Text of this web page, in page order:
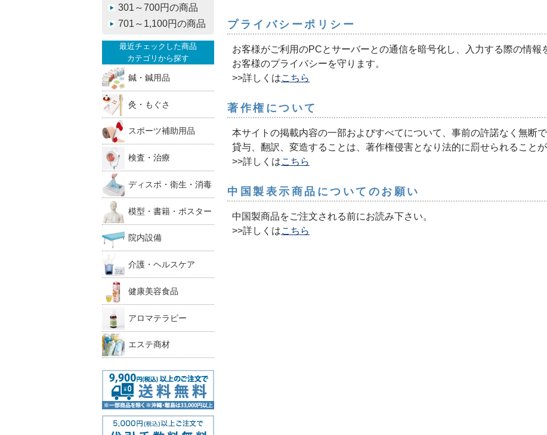
301～700円の商品
701～1,100円の商品
最近チェックした商品
カテゴリから探す
鍼・鍼用品
灸・もぐさ
スポーツ補助用品
検査・治療
ディスポ・衛生・消毒
模型・書籍・ポスター
院内設備
介護・ヘルスケア
健康美容食品
アロマテラピー
エステ商材
プライバシーポリシー
お客様がご利用のPCとサーバーとの通信を暗号化し、入力する際の情報
お客様のプライバシーを守ります。
>>詳しくはこちら
著作権について
本サイトの掲載内容の一部およびすべてについて、事前の許諾なく無断
貸与、翻訳、変造することは、著作権侵害となり法的に罰せられることが
>>詳しくはこちら
中国製表示商品についてのお願い
中国製商品をご注文される前にお読み下さい。
>>詳しくはこちら